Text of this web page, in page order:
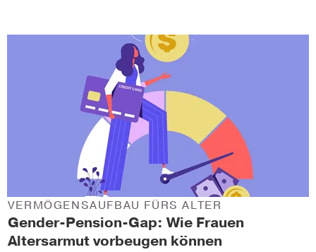
Gender-Pension-Gap: Wie Frauen
Altersarmut vorbeugen können
VERMÖGENSAUFBAU FÜRS ALTER